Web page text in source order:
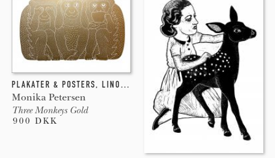
PLAKATER & POSTERS, LINOLEUMSTRYK
Monika Petersen
Three Monkeys Gold
900 DKK